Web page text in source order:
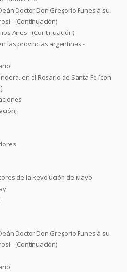
Doctor Don Gregorio Funes á su
- (Continuación)
Aires - (Continuación)
las provincias argentinas -
en el Rosario de Santa Fé [con
de la Revolución de Mayo
Doctor Don Gregorio Funes á su
- (Continuación)